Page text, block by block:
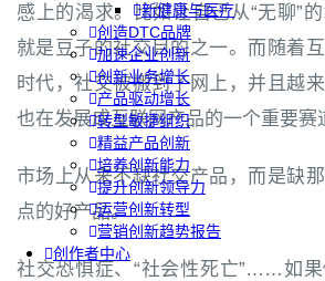
新健康与医疗
创造DTC品牌
加速企业创新
创新业务增长
产品驱动增长
转型敏捷组织
精益产品创新
培养创新能力
提升创新领导力
运营创新转型
营销创新趋势报告
创作者中心
感上的渴求。比如让自己从“无聊”
就是豆子的社交目的之一。而随着
时代，社交被搬到了网上，并且越
也在发展成互联网产品的一个重要赛
市场上从来不缺社交产品，而是缺
点的好产品。
社交恐惧症、“社会性死亡”……如